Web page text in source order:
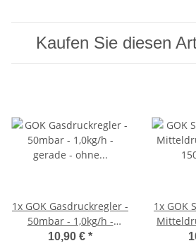
Kaufen Sie diesen
1x GOK Gasdruckregler -
50mbar - 1,0kg/h -
gerade - ohne
10,90 € *
1x GOK